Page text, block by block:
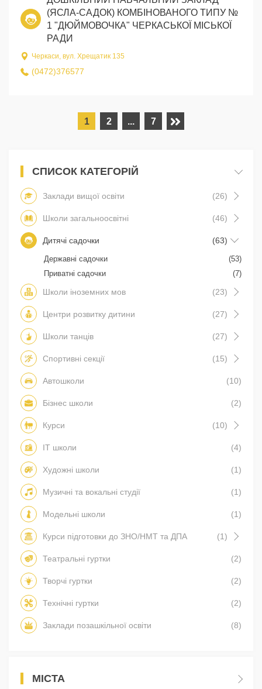
(ЯСЛА-САДОК) КОМБІНОВАНОГО ТИПУ №
1 "ДЮЙМОВОЧКА" ЧЕРКАСЬКОЇ МІСЬКОЇ
РАДИ
Черкаси, вул. Хрещатик 135
(0472)376577
1 2 ... 7
СПИСОК КАТЕГОРІЙ
Заклади вищої освіти (26)
Школи загальноосвітні (46)
Дитячі садочки (63)
Державні садочки
(53)
Приватні садочки
(7)
Школи іноземних мов (23)
Центри розвитку дитини (27)
Школи танців (27)
Спортивні секції (15)
Автошколи (10)
Бізнес школи (2)
Курси (10)
IT школи (4)
Художні школи (1)
Музичні та вокальні студії (1)
Модельні школи (1)
Курси підготовки до ЗНО/НМТ та ДПА (1)
Театральні гуртки (2)
Творчі гуртки (2)
Технічні гуртки (2)
Заклади позашкільної освіти (8)
МІСТА